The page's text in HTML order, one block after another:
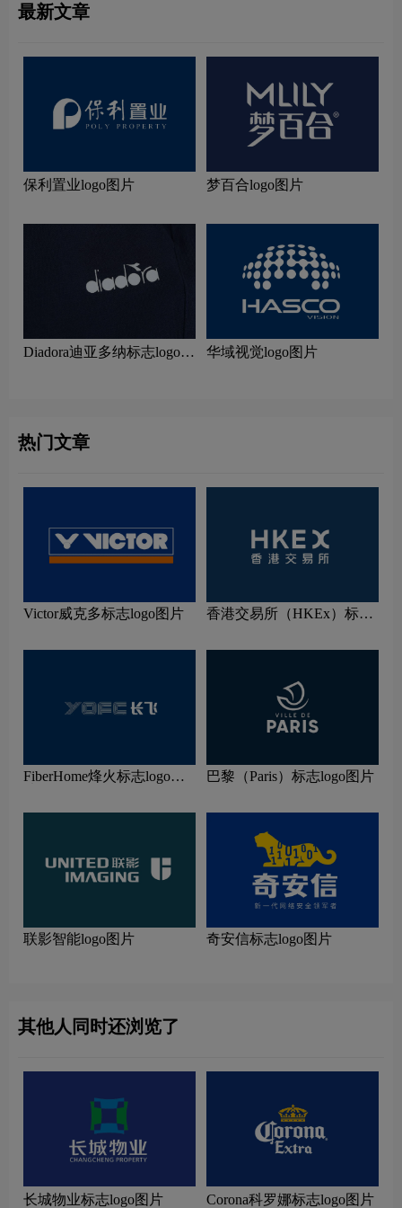
最新文章
保利置业logo图片 梦百合logo图片
Diadora迪亚多纳标志logo图
华域视觉logo图片
热门文章
Victor威克多标志logo图片
香港交易所（HKEx）标志
FiberHome烽火标志logo图
巴黎（Paris）标志logo图片
联影智能logo图片 奇安信标志logo图片
其他人同时还浏览了
长城物业标志logo图片 Corona科罗娜标志logo图片